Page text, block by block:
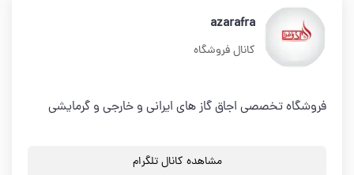
azarafra
کانال فروشگاه
فروشگاه تخصصی اجاق گاز های ایرانی و خارجی و گرمایشی
مشاهده کانال تلگرام